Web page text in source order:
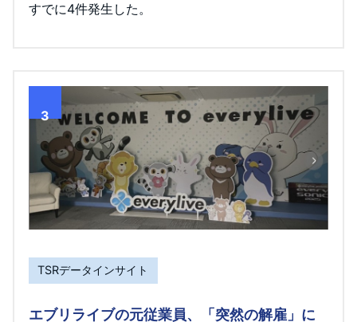
すでに4件発生した。
3
TSRデータインサイト
エブリライブの元従業員、「突然の解雇」に